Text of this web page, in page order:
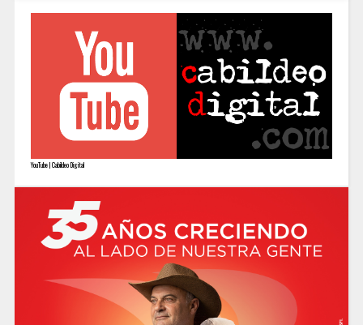
YouTube | Cabildeo Digital